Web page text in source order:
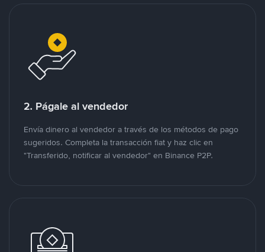
2. Págale al vendedor
Envía dinero al vendedor a través de los métodos de pago
sugeridos. Completa la transacción fiat y haz clic en
"Transferido, notificar al vendedor" en Binance P2P.